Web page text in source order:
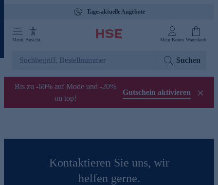
Tagesaktuelle Angebote
Menü Ansicht Mein Konto Warenkorb
Suchen
Bis zu -60% auf Mode und -20%
on top!
Gutschein aktivieren
Kontaktieren Sie uns, wir
helfen gerne.